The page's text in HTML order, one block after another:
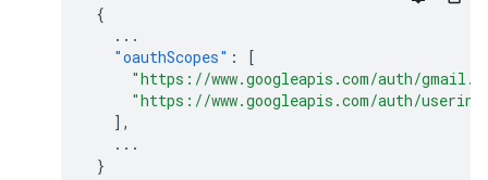
{
...
"oauthScopes" :
[
"https://www.googleapis.com/auth/
"https://www.googleapis.com/auth/
],
...
}